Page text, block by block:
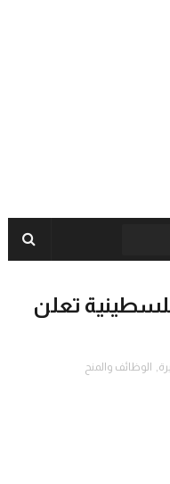
تعلن
, الوظائف والمنح